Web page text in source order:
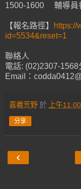
1500-1600 輔導員
【報名路徑】
https://
id=5534&reset=1
聯絡人
電話: (02)2307-1568
Email：
嘉義荒野 於 上午11:00
分享
‹